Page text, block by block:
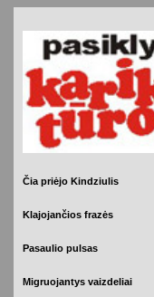
Čia priėjo Kindziulis
Klajojančios frazės
Pasaulio pulsas
Migruojantys vaizdeliai